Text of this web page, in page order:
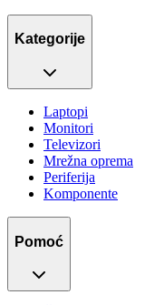
Kategorije
Laptopi
Monitori
Televizori
Mrežna oprema
Periferija
Komponente
Pomoć